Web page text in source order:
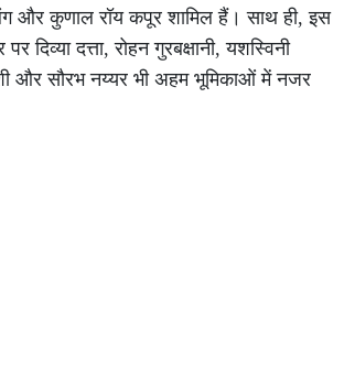
और कुणाल रॉय कपूर शामिल हैं। साथ ही, इस
दिव्या दत्ता, रोहन गुरबक्षानी, यशस्विनी
और सौरभ नय्यर भी अहम भूमिकाओं में नजर